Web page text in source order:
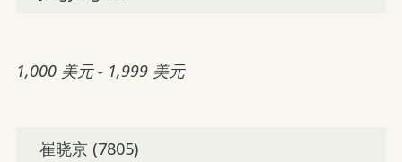
1,000 美元 - 1,999 美元
崔晓京 (7805)